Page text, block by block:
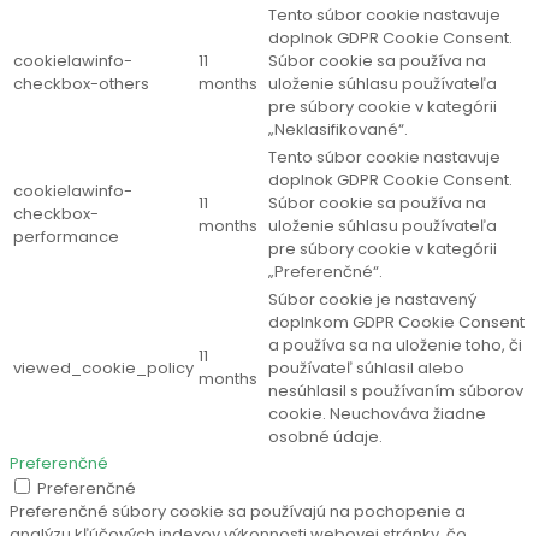
cookielawinfo-
checkbox-others
11
months
Tento súbor cookie nastavuje
doplnok GDPR Cookie Consent.
Súbor cookie sa používa na
uloženie súhlasu používateľa
pre súbory cookie v kategórii
„Neklasifikované“.
cookielawinfo-
checkbox-
performance
11
months
Tento súbor cookie nastavuje
doplnok GDPR Cookie Consent.
Súbor cookie sa používa na
uloženie súhlasu používateľa
pre súbory cookie v kategórii
„Preferenčné“.
viewed_cookie_policy
11
months
Súbor cookie je nastavený
doplnkom GDPR Cookie Consent
a používa sa na uloženie toho, či
používateľ súhlasil alebo
nesúhlasil s používaním súborov
cookie. Neuchováva žiadne
osobné údaje.
Preferenčné
Preferenčné
Preferenčné súbory cookie sa používajú na pochopenie a